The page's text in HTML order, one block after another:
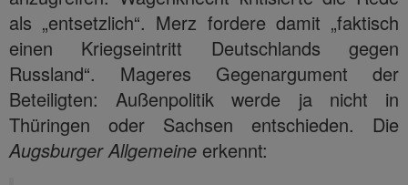
als „entsetzlich“. Merz fordere damit „faktisch
einen Kriegseintritt Deutschlands gegen
Russland“. Mageres Gegenargument der
Beteiligten: Außenpolitik werde ja nicht in
Thüringen oder Sachsen entschieden. Die
Augsburger Allgemeine erkennt: